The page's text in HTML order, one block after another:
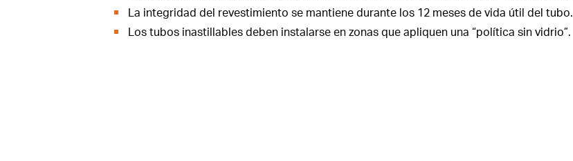
La integridad del revestimiento se mantiene durante los 12 meses de vida útil del tubo.
Los tubos inastillables deben instalarse en zonas que apliquen una “política sin vidrio”.